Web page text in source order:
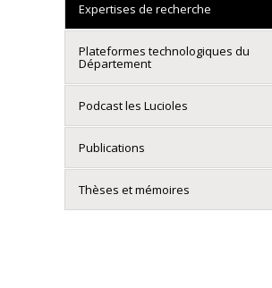
Expertises de recherche
Plateformes technologiques du
Département
Podcast les Lucioles
Publications
Thèses et mémoires